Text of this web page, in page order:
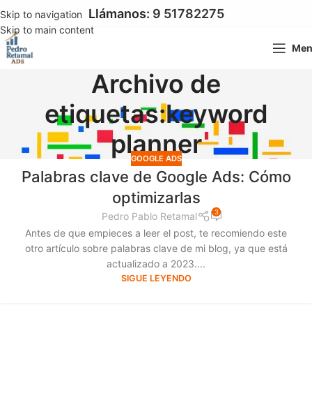
Skip to navigation
Skip to main content
Llámanos: 9 51782275
Archivo de
etiquetas:keyword
planner
GOOGLE ADS
Palabras clave de Google Ads: Cómo
optimizarlas
Pedro Pablo Retamal 3
Antes de que empieces a leer el post, te recomiendo este
otro artículo sobre palabras clave de mi blog, ya que está
actualizado a 2023....
SIGUE LEYENDO